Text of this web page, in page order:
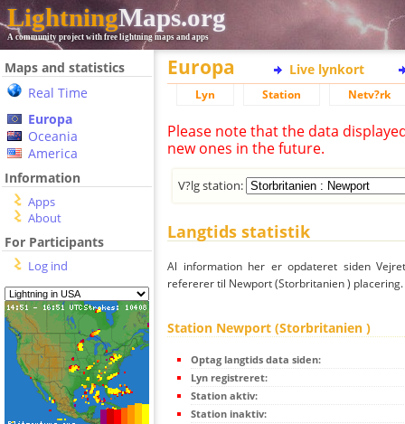
LightningMaps.org
A community project with free lightning maps and apps
Maps and statistics
Real Time
Europa
Oceania
America
Information
Apps
About
For Participants
Log ind
Europa Live lynkort
Lyn Station Netv?rk
Please note that the data
new ones in the future.
V?lg station:
Langtids statistik
Al information her er opdateret siden
refererer til Newport (Storbritanien ) placering.
Station Newport (Storbritanien )
Optag langtids data siden:
Lyn registreret:
Station aktiv:
Station inaktiv: